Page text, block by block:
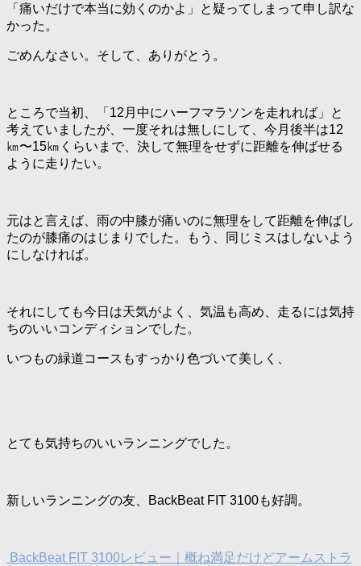
「痛いだけで本当に効くのかよ」と疑ってしまって申し訳な
かった。
ごめんなさい。そして、ありがとう。
ところで当初、「12月中にハーフマラソンを走れれば」と
考えていましたが、一度それは無しにして、今月後半は12
㎞〜15㎞くらいまで、決して無理をせずに距離を伸ばせる
ように走りたい。
元はと言えば、雨の中膝が痛いのに無理をして距離を伸ばし
たのが膝痛のはじまりでした。もう、同じミスはしないよう
にしなければ。
それにしても今日は天気がよく、気温も高め、走るには気持
ちのいいコンディションでした。
いつもの緑道コースもすっかり色づいて美しく、
とても気持ちのいいランニングでした。
新しいランニングの友、BackBeat FIT 3100も好調。
BackBeat FIT 3100レビュー｜概ね満足だけどアームストラ